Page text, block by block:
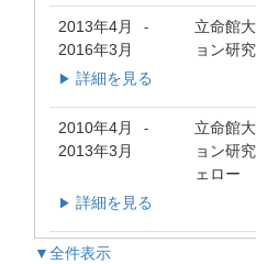
2013年4月 -
2016年3月
立命館
ョン研
▶ 詳細を見る
2010年4月 -
2013年3月
立命館
ョン研
ェロー
▶ 詳細を見る
▼全件表示